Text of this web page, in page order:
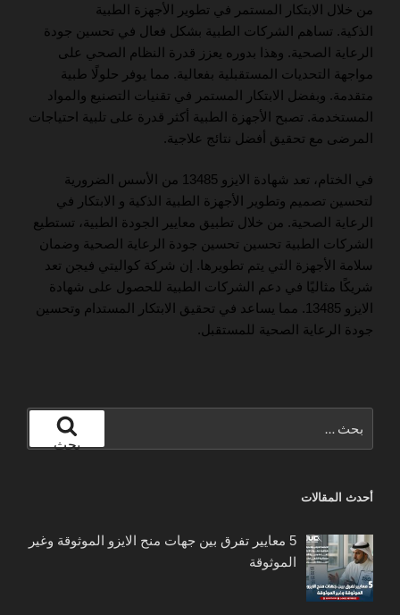
من خلال الابتكار المستمر في تطوير الأجهزة الطبية
الذكية. تساهم الشركات الطبية بشكل فعال في تحسين جودة
الرعاية الصحية. وهذا بدوره يعزز قدرة النظام الصحي على
مواجهة التحديات المستقبلية بفعالية. مما يوفر حلولًا طبية
متقدمة. وبفضل الابتكار المستمر في تقنيات التصنيع والمواد
المستخدمة. تصبح الأجهزة الطبية أكثر قدرة على تلبية احتياجات
المرضى مع تحقيق أفضل نتائج علاجية.
في الختام، تعد شهادة الايزو 13485 من الأسس الضرورية
لتحسين تصميم وتطوير الأجهزة الطبية الذكية و الابتكار في
الرعاية الصحية. من خلال تطبيق معايير الجودة الطبية، تستطيع
الشركات الطبية تحسين تحسين جودة الرعاية الصحية وضمان
سلامة الأجهزة التي يتم تطويرها. إن شركة كواليتي فيجن تعد
شريكًا مثاليًا في دعم الشركات الطبية للحصول على شهادة
الايزو 13485. مما يساعد في تحقيق الابتكار المستدام وتحسين
جودة الرعاية الصحية للمستقبل.
عن:
بحث
أحدث المقالات
5 معايير تفرق بين جهات منح الايزو الموثوقة وغير
الموثوقة